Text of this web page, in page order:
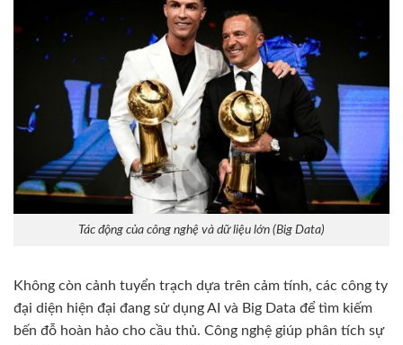
Tác động của công nghệ và dữ liệu lớn (Big Data)
Không còn cảnh tuyển trạch dựa trên cảm tính, các công ty
đại diện hiện đại đang sử dụng AI và Big Data để tìm kiếm
bến đỗ hoàn hảo cho cầu thủ. Công nghệ giúp phân tích sự